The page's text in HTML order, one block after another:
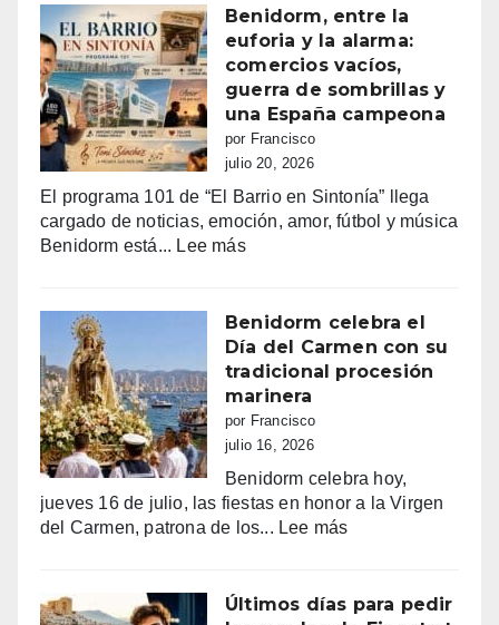
68
años
de
vida,
música
y
sueños
siguen
haciendo
Benidorm, entre la
euforia y la alarma:
comercios vacíos,
guerra de sombrillas y
una España campeona
por Francisco
julio 20, 2026
El programa 101 de “El Barrio en Sintonía” llega
cargado de noticias, emoción, amor, fútbol y música
Benidorm está... Lee más:
la
euforia
y
la
alarma:
comercios
guerra
de
sombrillas
España
Benidorm celebra el
Día del Carmen con su
tradicional procesión
marinera
por Francisco
julio 16, 2026
Benidorm celebra hoy,
jueves 16 de julio, las fiestas en honor a la Virgen
del Carmen, patrona de los... Lee más:
el
Últimos días para pedir